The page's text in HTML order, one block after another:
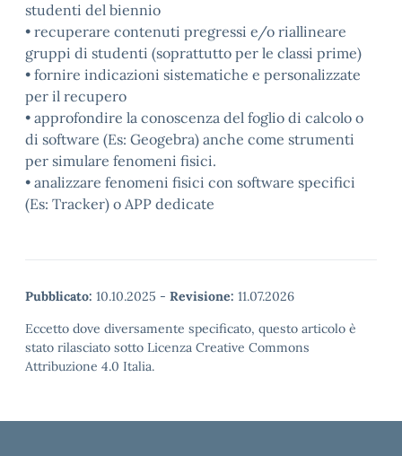
studenti del biennio
• recuperare contenuti pregressi e/o riallineare
gruppi di studenti (soprattutto per le classi prime)
• fornire indicazioni sistematiche e personalizzate
per il recupero
• approfondire la conoscenza del foglio di calcolo o
di software (Es: Geogebra) anche come strumenti
per simulare fenomeni fisici.
• analizzare fenomeni fisici con software specifici
(Es: Tracker) o APP dedicate
Pubblicato: 10.10.2025 - Revisione: 11.07.2026
Eccetto dove diversamente specificato, questo articolo è
stato rilasciato sotto Licenza Creative Commons
Attribuzione 4.0 Italia.